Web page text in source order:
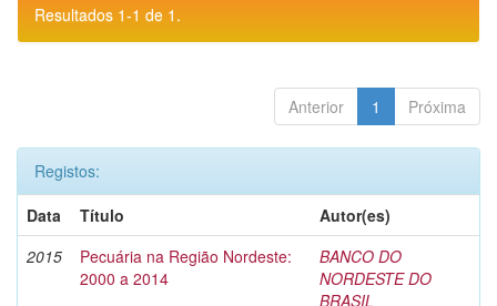
Resultados 1-1 de 1.
Anterior 1 Próxima
Registos:
Data
Título
Autor(es)
2015
Pecuária na Região Nordeste:
2000 a 2014
BANCO DO
NORDESTE DO
BRASIL